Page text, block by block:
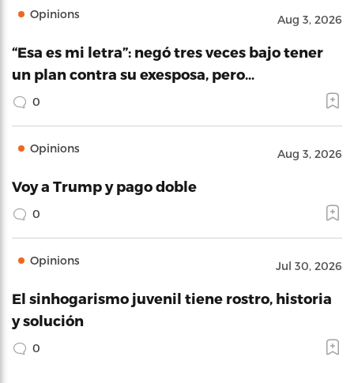
Opinions Aug 3, 2026
“Esa es mi letra”: negó tres veces bajo tener
un plan contra su exesposa, pero…
0
Opinions Aug 3, 2026
Voy a Trump y pago doble
0
Opinions Jul 30, 2026
El sinhogarismo juvenil tiene rostro, historia
y solución
0